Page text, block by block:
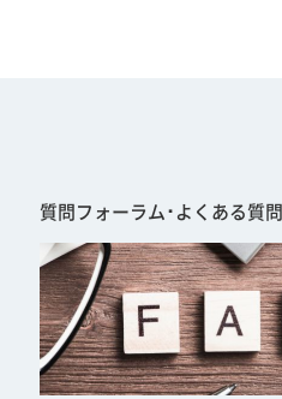
質問フォーラム･よくある質問